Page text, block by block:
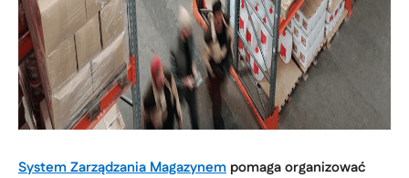
System Zarządzania Magazynem pomaga organizować